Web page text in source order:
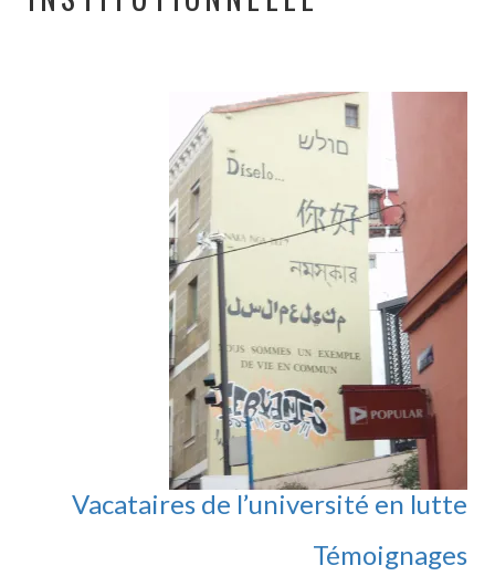
Vacataires de l’université en lutte
Témoignages